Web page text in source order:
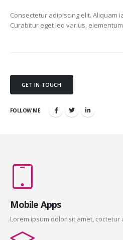
Consectetur adipiscing elit. Aliquam
Curabitur eget leo varius,
GET IN TOUCH
FOLLOW ME
Mobile Apps
Lorem ipsum dolor sit amet, coctetur